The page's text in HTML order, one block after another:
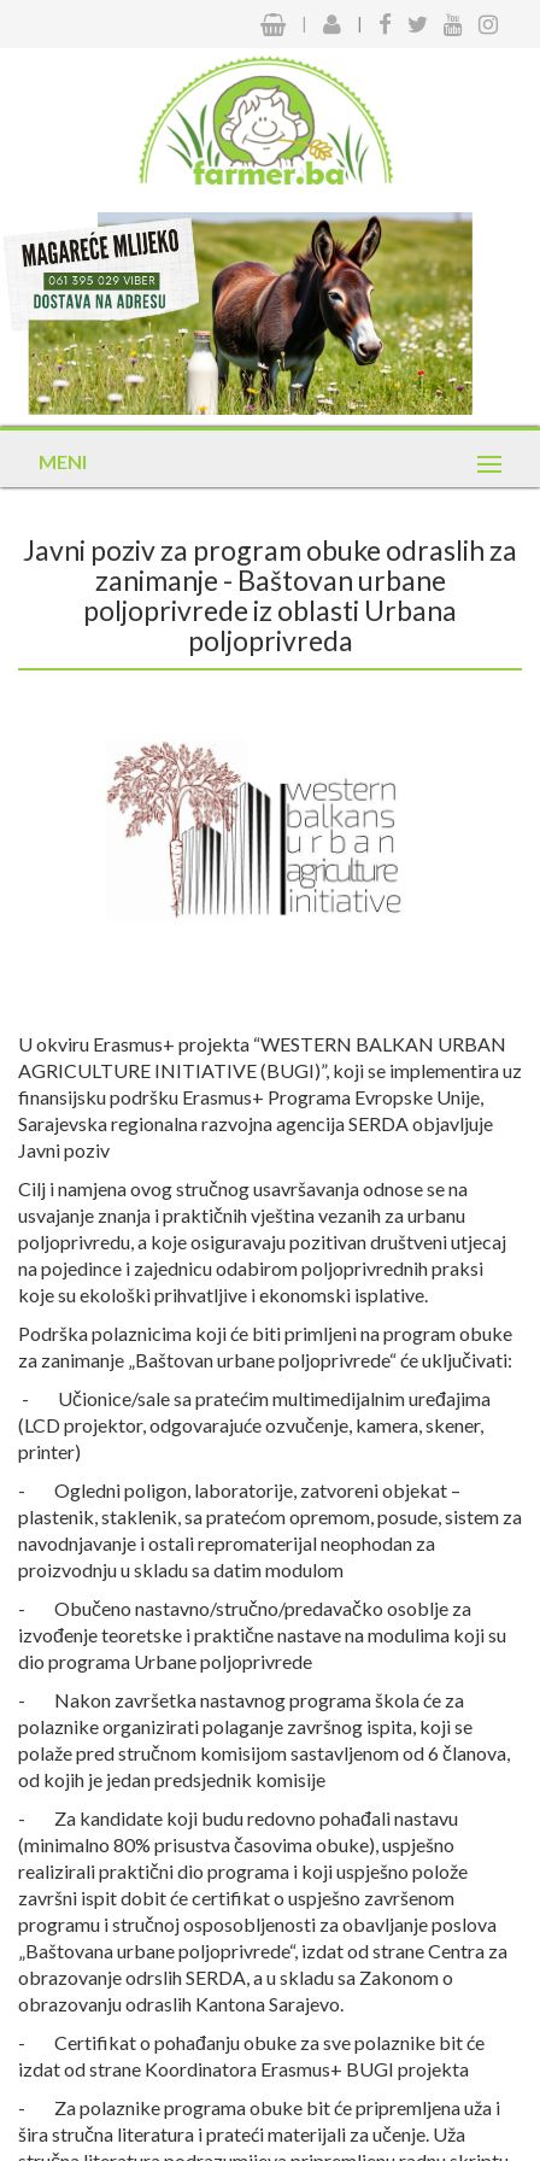
| |
MENI
Javni poziv za program obuke odraslih za
zanimanje - Baštovan urbane
poljoprivrede iz oblasti Urbana
poljoprivreda
U okviru Erasmus+ projekta “WESTERN BALKAN URBAN
AGRICULTURE INITIATIVE (BUGI)”, koji se implementira uz
finansijsku podršku Erasmus+ Programa Evropske Unije,
Sarajevska regionalna razvojna agencija SERDA objavljuje
Javni poziv
Cilj i namjena ovog stručnog usavršavanja odnose se na
usvajanje znanja i praktičnih vještina vezanih za urbanu
poljoprivredu, a koje osiguravaju pozitivan društveni utjecaj
na pojedince i zajednicu odabirom poljoprivrednih praksi
koje su ekološki prihvatljive i ekonomski isplative.
Podrška polaznicima koji će biti primljeni na program obuke
za zanimanje „Baštovan urbane poljoprivrede“ će uključivati:
- Učionice/sale sa pratećim multimedijalnim uređajima
(LCD projektor, odgovarajuće ozvučenje, kamera, skener,
printer)
- Ogledni poligon, laboratorije, zatvoreni objekat –
plastenik, staklenik, sa pratećom opremom, posude, sistem za
navodnjavanje i ostali repromaterijal neophodan za
proizvodnju u skladu sa datim modulom
- Obučeno nastavno/stručno/predavačko osoblje za
izvođenje teoretske i praktične nastave na modulima koji su
dio programa Urbane poljoprivrede
- Nakon završetka nastavnog programa škola će za
polaznike organizirati polaganje završnog ispita, koji se
polaže pred stručnom komisijom sastavljenom od 6 članova,
od kojih je jedan predsjednik komisije
- Za kandidate koji budu redovno pohađali nastavu
(minimalno 80% prisustva časovima obuke), uspješno
realizirali praktični dio programa i koji uspješno polože
završni ispit dobit će certifikat o uspješno završenom
programu i stručnoj osposobljenosti za obavljanje poslova
„Baštovana urbane poljoprivrede“, izdat od strane Centra za
obrazovanje odrslih SERDA, a u skladu sa Zakonom o
obrazovanju odraslih Kantona Sarajevo.
- Certifikat o pohađanju obuke za sve polaznike bit će
izdat od strane Koordinatora Erasmus+ BUGI projekta
- Za polaznike programa obuke bit će pripremljena uža i
šira stručna literatura i prateći materijali za učenje. Uža